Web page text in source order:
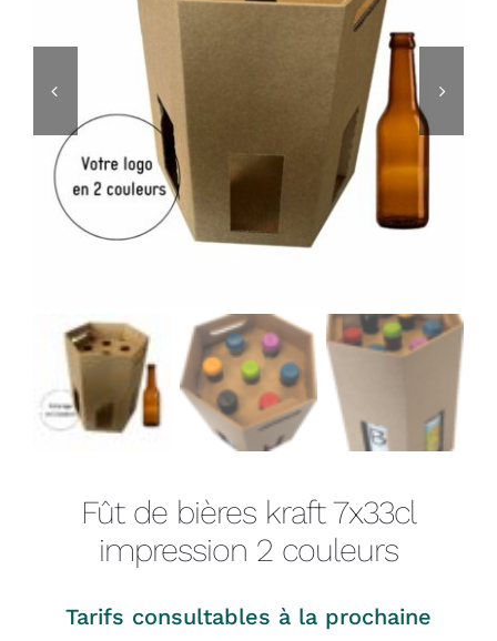
 
Fût de bières kraft 7x33cl
impression 2 couleurs
Tarifs consultables à la prochaine